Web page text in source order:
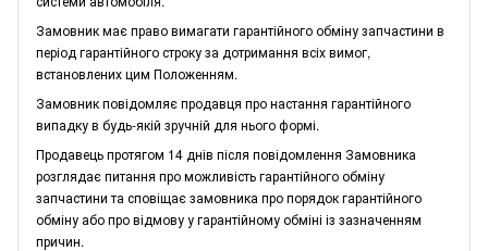
Замовник має право вимагати гарантійного обміну запчастини в
період гарантійного строку за дотримання всіх вимог,
встановлених цим Положенням.
Замовник повідомляє продавця про настання гарантійного
випадку в будь-якій зручній для нього формі.
Продавець протягом 14 днів після повідомлення Замовника
розглядає питання про можливість гарантійного обміну
запчастини та сповіщає замовника про порядок гарантійного
обміну або про відмову у гарантійному обміні із зазначенням
причин.